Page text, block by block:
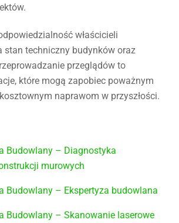
właścicieli
stan techniczny budynków oraz
przeglądów to
które mogą zapobiec poważnym
naprawom w przyszłości.
Budowlany – Diagnostyka
murowych
Budowlany – Ekspertyza budowlana
Budowlany – Skanowanie laserowe